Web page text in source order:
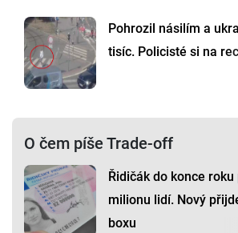
Pohrozil násilím a
tisíc. Policisté si na
O čem píše Trade-off
Řidičák do konce
milionu lidí. Nový
boxu